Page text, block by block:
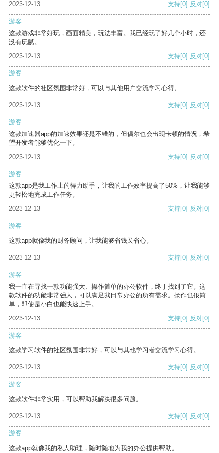
2023-12-13 支持[0] 反对[0]
游客
这款游戏非常好玩，画面精美，玩法丰富。我已经玩了好几个小时，还
没有玩腻。
2023-12-13
支持[0] 反对[0]
游客
这款软件的社区氛围非常好，可以与其他用户交流学习心得。
2023-12-13 支持[0] 反对[0]
游客
这款加速器app的加速效果还是不错的，但偶尔也会出现卡顿的情况，希
望开发者能够优化一下。
2023-12-13
支持[0] 反对[0]
游客
这款app是我工作上的得力助手，让我的工作效率提高了50%，让我能够
更轻松地完成工作任务。
2023-12-13
支持[0] 反对[0]
游客
这款app就像我的财务顾问，让我能够省钱又省心。
2023-12-13 支持[0] 反对[0]
游客
我一直在寻找一款功能强大、操作简单的办公软件，终于找到了它。这
款软件的功能非常强大，可以满足我日常办公的所有需求。操作也很简
单，即使是小白也能快速上手。
2023-12-13
支持[0] 反对[0]
游客
这款学习软件的社区氛围非常好，可以与其他学习者交流学习心得。
2023-12-13 支持[0] 反对[0]
游客
这款软件非常实用，可以帮助我解决很多问题。
2023-12-13 支持[0] 反对[0]
游客
这款app就像我的私人助理，随时随地为我的办公提供帮助。